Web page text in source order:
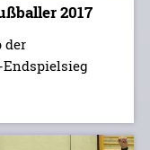
2017
der